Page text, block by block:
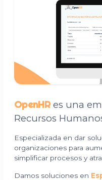
OpenHRes una
Recursos
Especializada en dar
organizaciones para
simplificar procesos y
Damos soluciones en